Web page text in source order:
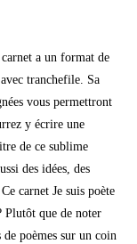
a un format de
tranchefile. Sa
vous permettront
y écrire une
de ce sublime
des idées, des
carnet Je suis poète
Plutôt que de noter
poèmes sur un coin